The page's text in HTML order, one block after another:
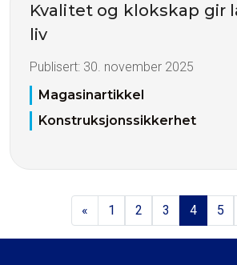
Kvalitet og klokskap gir
liv
Publisert: 30. november 2025
Magasinartikkel
Konstruksjonssikkerhet
« 1 2 3 4 5